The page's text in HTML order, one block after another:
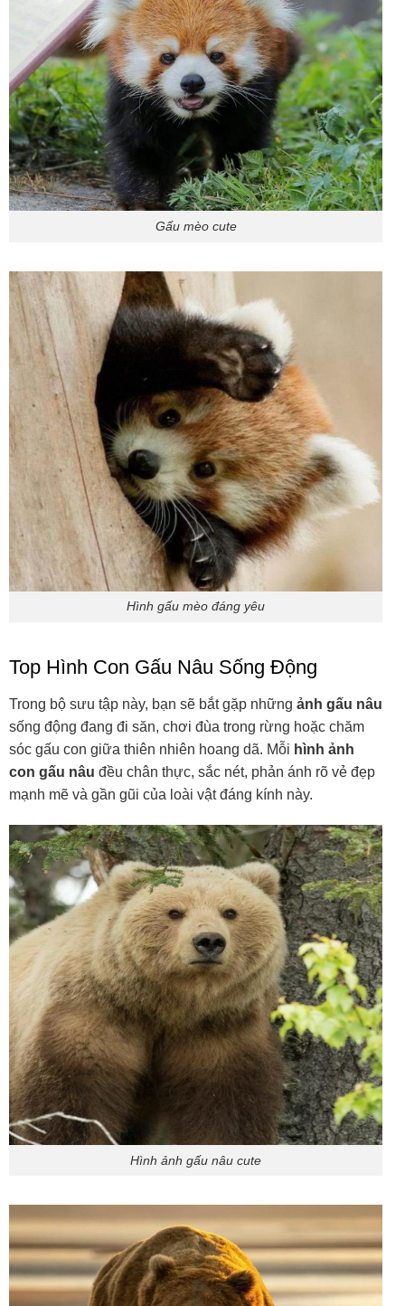
Gấu mèo cute
Hình gấu mèo đáng yêu
Top Hình Con Gấu Nâu Sống Động
Trong bộ sưu tập này, bạn sẽ bắt gặp những ảnh gấu nâu
sống động đang đi săn, chơi đùa trong rừng hoặc chăm
sóc gấu con giữa thiên nhiên hoang dã. Mỗi hình ảnh
con gấu nâu đều chân thực, sắc nét, phản ánh rõ vẻ đẹp
mạnh mẽ và gần gũi của loài vật đáng kính này.
Hình ảnh gấu nâu cute